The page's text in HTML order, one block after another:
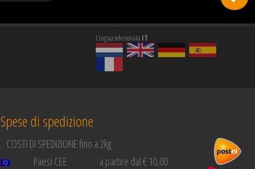
Lingua selezionata IT
Spese di spedizione
COSTI DI SPEDIZIONE fino a 2kg
Paesi CEE
a partire dal € 10,00